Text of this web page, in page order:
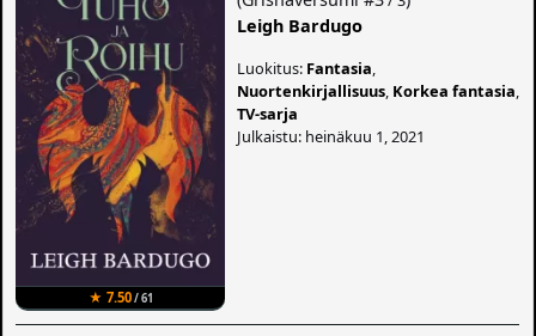
★ 7.50/ 61
Leigh Bardugo
Luokitus: Fantasia
Nuortenkirjallisuus Korkea fantasia
TV-sarja
Julkaistu: heinäkuu 1, 2021